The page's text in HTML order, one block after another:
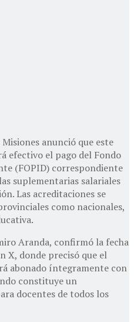
anunció que este
efectivo el pago del Fondo
(FOPID) correspondiente
suplementarias salariales
Las acreditaciones se
como nacionales,
Aranda, confirmó la fecha
X, donde precisó que el
abonado íntegramente con
constituye un
docentes de todos los